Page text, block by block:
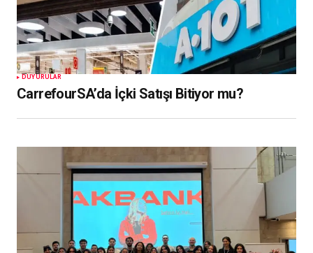
DUYURULAR
CarrefourSA’da İçki Satışı Bitiyor mu?